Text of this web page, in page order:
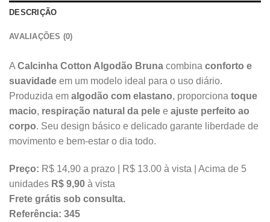
DESCRIÇÃO
AVALIAÇÕES (0)
A Calcinha Cotton Algodão Bruna combina conforto e
suavidade em um modelo ideal para o uso diário.
Produzida em algodão com elastano, proporciona toque
macio, respiração natural da pele e ajuste perfeito ao
corpo. Seu design básico e delicado garante liberdade de
movimento e bem-estar o dia todo.
Preço: R$ 14,90 a prazo | R$ 13.00 à vista | Acima de 5
unidades R$ 9,90 à vista
Frete grátis sob consulta.
Referência: 345